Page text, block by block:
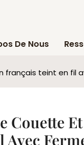
De Nous
français teint en fil
Couette
Avec